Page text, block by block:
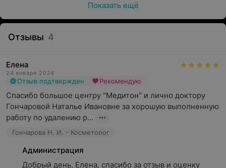
Показать ещё
Отзывы 4
Елена
24 января 2024
Отзыв подтвержден Рекомендую
Спасибо большое центру "Медитон" и лично доктору
Гончаровой Наталье Ивановне за хорошую выполненную
работу по удалению р...
Гончарова Н. И. - Косметолог
Администрация
Добрый день, Елена, спасибо за отзыв и оценку